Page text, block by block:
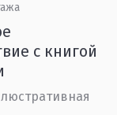
с книгой